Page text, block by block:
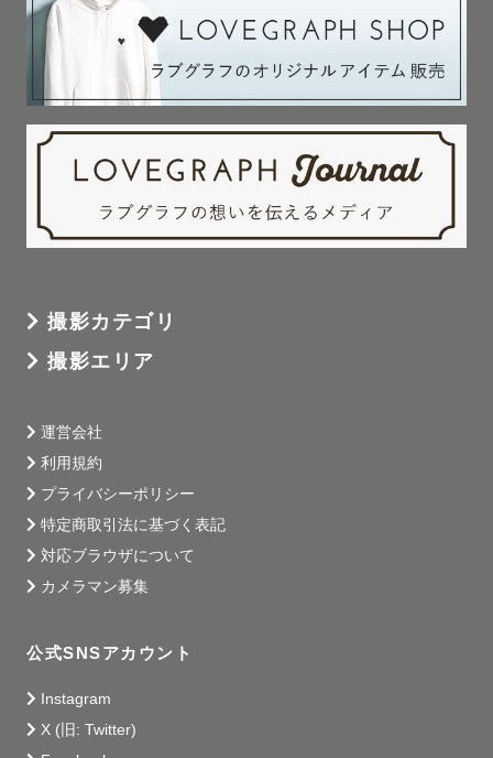
撮影カテゴリ
撮影エリア
運営会社
利用規約
プライバシーポリシー
特定商取引法に基づく表記
対応ブラウザについて
カメラマン募集
公式SNSアカウント
Instagram
X (旧: Twitter)